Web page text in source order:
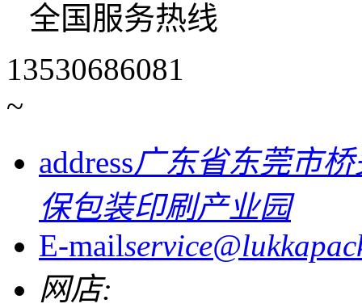
全国服务热线
13530686081
~
address广东省东莞市
保包装印刷产业园
E-mail
网店: